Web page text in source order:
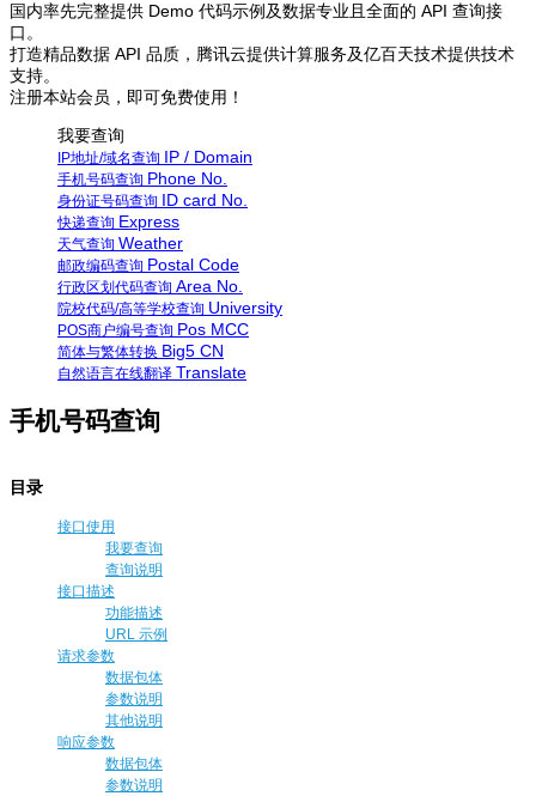
国内率先完整提供 Demo 代码示例及数据专业且全面的 API 查询接
口。
打造精品数据 API 品质，腾讯云提供计算服务及亿百天技术提供技术
支持。
注册本站会员，即可免费使用！
我要查询
IP地址/域名查询 IP / Domain
手机号码查询 Phone No.
身份证号码查询 ID card No.
快递查询 Express
天气查询 Weather
邮政编码查询 Postal Code
行政区划代码查询 Area No.
院校代码/高等学校查询 University
POS商户编号查询 Pos MCC
简体与繁体转换 Big5 CN
自然语言在线翻译 Translate
手机号码查询
目录
接口使用
我要查询
查询说明
接口描述
功能描述
URL 示例
请求参数
数据包体
参数说明
其他说明
响应参数
数据包体
参数说明